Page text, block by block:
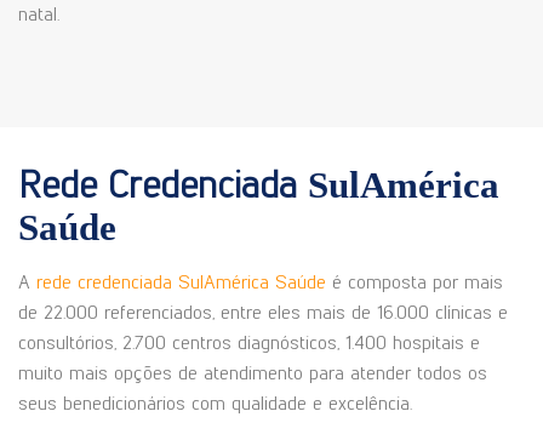
natal.
Rede Credenciada SulAmérica
Saúde
A rede credenciada SulAmérica Saúde é composta por mais
de 22.000 referenciados, entre eles mais de 16.000 clínicas e
consultórios, 2.700 centros diagnósticos, 1.400 hospitais e
muito mais opções de atendimento para atender todos os
seus benedicionários com qualidade e excelência.